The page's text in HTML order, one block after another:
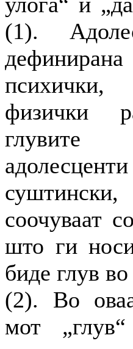
(1).
психички,
физички
глувите
соочуваат
што ги
биде глув
(2). Во
мот